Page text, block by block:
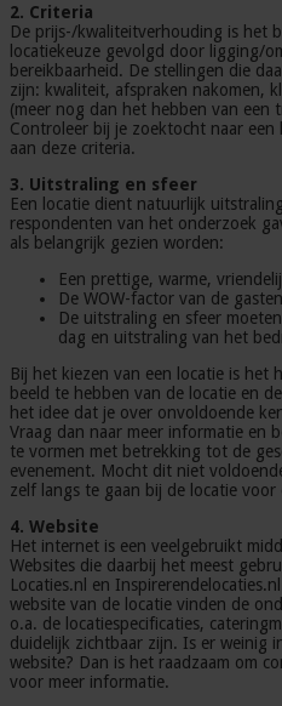
2. Criteria
De prijs-/kwaliteitverhouding is het
locatiekeuze gevolgd door ligging/
bereikbaarheid. De stellingen die
zijn: kwaliteit, afspraken nakomen,
(meer nog dan het hebben van een
Controleer bij je zoektocht naar
aan deze criteria.
3. Uitstraling en sfeer
Een locatie dient natuurlijk
respondenten van het onderzoek
als belangrijk gezien worden:
Een prettige, warme,
De WOW-factor van de
De uitstraling en sfeer
dag en uitstraling van het
Bij het kiezen van een locatie is het
beeld te hebben van de locatie en
het idee dat je over onvoldoende
Vraag dan naar meer informatie en
te vormen met betrekking tot de
evenement. Mocht dit niet
zelf langs te gaan bij de locatie voor
4. Website
Het internet is een veelgebruikt
Websites die daarbij het meest
Locaties.nl en
website van de locatie vinden de
o.a. de locatiespecificaties,
duidelijk zichtbaar zijn. Is er weinig
website? Dan is het raadzaam om
voor meer informatie.